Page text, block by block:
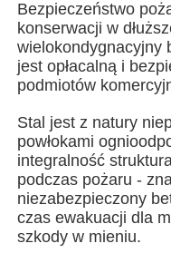
O nas
Kontrola jakości
Skontaktuj się z
Bezpieczeństwo
konserwacji w
wielokondygnacyjny
jest opłacalną i
podmiotów
Stal jest z natury
powłokami
integralność
podczas pożaru -
niezabezpieczony
czas ewakuacji dla
szkody w mieniu.